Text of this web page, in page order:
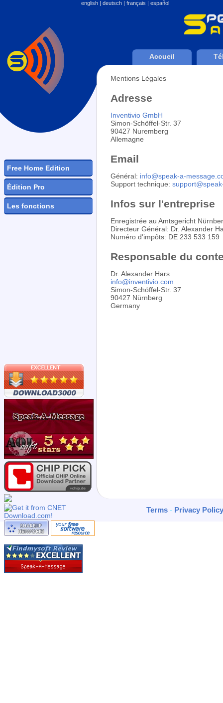
english | deutsch | français | español
Accueil
Free Home Edition
Ėdition Pro
Les fonctions
Mentions Légales
Adresse
Inventivio GmbH
Simon-Schöffel-Str. 37
90427 Nuremberg
Allemagne
Email
Général: info@speak-a-
Support technique: support@
Infos sur l'entreprise
Enregistrée au Amtsgericht
Directeur Général: Dr. Alexander
Numéro d'impôts: DE 233 533 159
Responsable du
Dr. Alexander Hars
info@inventivio.com
Simon-Schöffel-Str. 37
90427 Nürnberg
Germany
Terms - Privacy Policy